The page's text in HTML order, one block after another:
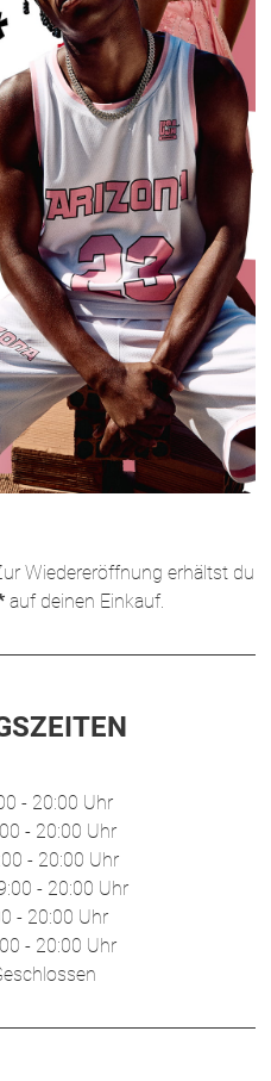
Wiedereröffnung erhältst du
auf deinen Einkauf.
- 20:00 Uhr
- 20:00 Uhr
- 20:00 Uhr
- 20:00 Uhr
- 20:00 Uhr
- 20:00 Uhr